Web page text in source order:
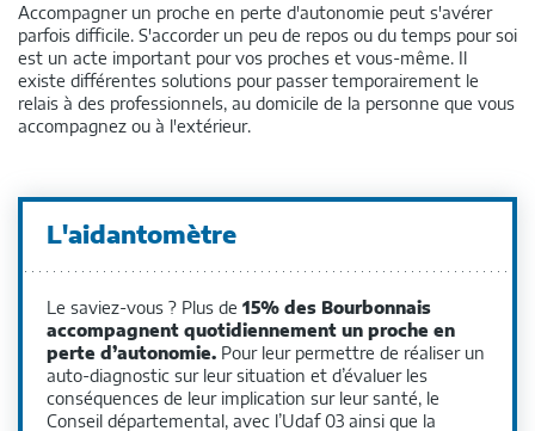
Accompagner un proche en perte d'autonomie peut s'avérer
parfois difficile. S'accorder un peu de repos ou du temps pour soi
est un acte important pour vos proches et vous-même. Il
existe différentes solutions pour passer temporairement le
relais à des professionnels, au domicile de la personne que vous
accompagnez ou à l'extérieur.
L'aidantomètre
Le saviez-vous ? Plus de 15% des Bourbonnais
accompagnent quotidiennement un proche en
perte d’autonomie. Pour leur permettre de réaliser un
auto-diagnostic sur leur situation et d’évaluer les
conséquences de leur implication sur leur santé, le
Conseil départemental, avec l’Udaf 03 ainsi que la